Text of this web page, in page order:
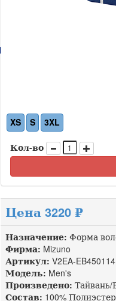
XS S 3XL
Кол-во
Цена 3220 ₽
Назначение: Форма
Фирма: Mizuno
Артикул: V2EA-
Модель: Men's
Произведено:
Состав: 100% Полиэстер